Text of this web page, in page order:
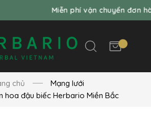
Miễn phí vận chuyển đơn hàng từ
chủ
Mạng lưới
hoa đậu biếc Herbario Miền Bắc